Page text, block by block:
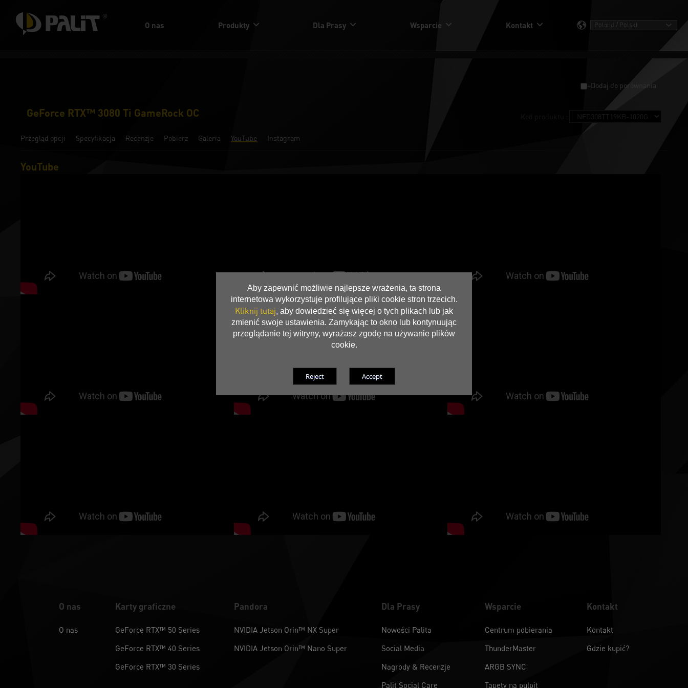
Aby zapewnić możliwie najlepsze wrażenia, ta strona
internetowa wykorzystuje profilujące pliki cookie stron trzecich.
Kliknij tutaj, aby dowiedzieć się więcej o tych plikach lub jak
zmienić swoje ustawienia. Zamykając to okno lub kontynuując
przeglądanie tej witryny, wyrażasz zgodę na używanie plików
cookie.
O nas Produkty Dla Prasy Wsparcie Kontakt
+Dodaj do porównania
GeForce RTX™ 3080 Ti GameRock OC
Przegląd opcji Specyfikacja Recenzje Pobierz Galeria YouTube Instagram
YouTube
O nas
O nas
Karty graficzne
GeForce RTX™ 50 Series
GeForce RTX™ 40 Series
GeForce RTX™ 30 Series
Pandora
NVIDIA Jetson Orin™ NX Super
NVIDIA Jetson Orin™ Nano Super
Dla Prasy
Nowości Palita
Social Media
Nagrody & Recenzje
Palit Social Care
Wsparcie
Centrum pobierania
ThunderMaster
ARGB SYNC
Tapety na pulpit
Kontakt
Kontakt
Gdzie kupić?